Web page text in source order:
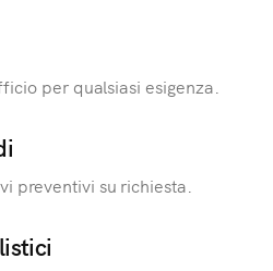
per qualsiasi esigenza.
preventivi su richiesta.